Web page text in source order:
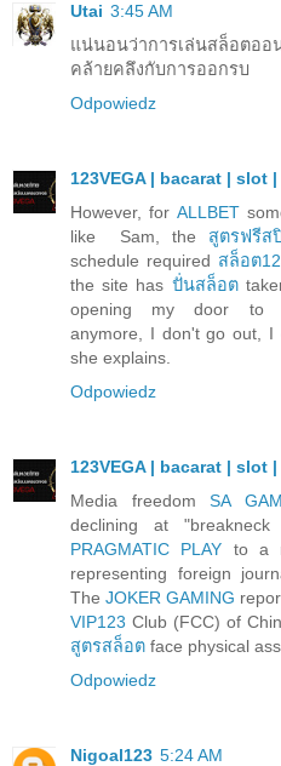
Utai 3:45 AM
แน่นอนว่าการเล่นสล็อตอ
คล้ายคลึงกับการออกรบ
Odpowiedz
123VEGA | bacarat | slot
However, for ALLBET
like Sam, the สูตรฟรีส
schedule required สล็อต
the site has ปั่นสล็อต
opening my door to
anymore, I don't go out, I
she explains.
Odpowiedz
123VEGA | bacarat | slot
Media freedomSA
declining at "breakneck
PRAGMATIC PLAY to a
representing foreign
The JOKER GAMING
VIP123 Club (FCC) of
สูตรสล็อต face physical
Odpowiedz
Nigoal123 5:24 AM